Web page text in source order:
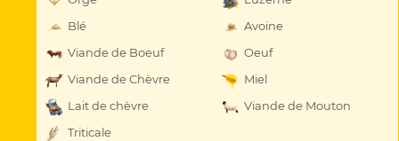
Blé
Avoine
Viande de Boeuf
Oeuf
Viande de Chèvre
Miel
Lait de chèvre
Viande de Mouton
Triticale